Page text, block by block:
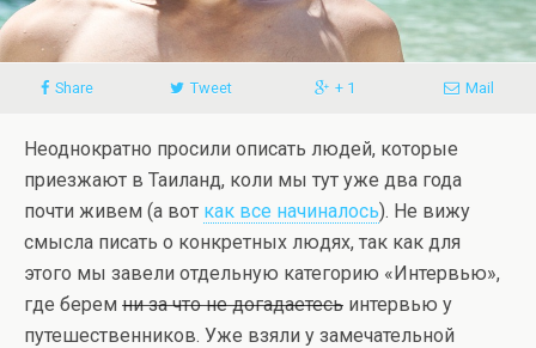
Share Tweet + 1 Mail
Неоднократно просили описать людей, которые
приезжают в Таиланд, коли мы тут уже два года
почти живем (а вот как все начиналось). Не вижу
смысла писать о конкретных людях, так как для
этого мы завели отдельную категорию «Интервью»,
где берем ни за что не догадаетесь интервью у
путешественников. Уже взяли у замечательной